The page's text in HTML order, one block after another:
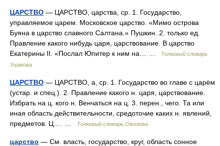
ЦАРСТВО — ЦАРСТВО, царства, ср. 1. Государство,
управляемое царем. Московское царство. «Мимо острова
Буяна в царство славного Салтана.» Пушкин. 2. только ед.
Правление какого нибудь царя, царствование. В царство
Екатерины II. «Послал Юпитер к ним на… …
Толковый словарь
Ушакова
ЦАРСТВО — ЦАРСТВО, а, ср. 1. Государство во главе с царём
(устар. и спец.). 2. Правление какого н. царя, царствование.
Избрать на ц. кого н. Венчаться на ц. 3. перен., чего. Та или
иная область действительности, средоточие каких н. явлений,
предметов. Ц.… …
Толковый словарь Ожегова
царство — См. власть, государство, круг, область сонное